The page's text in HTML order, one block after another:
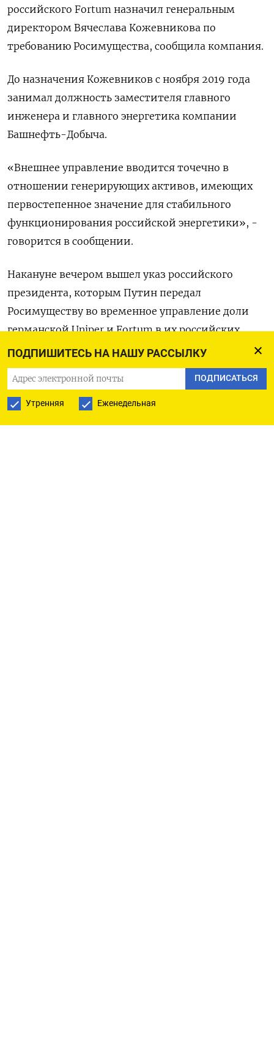
ПОДПИШИТЕСЬ НА НАШУ РАССЫЛКУ
ПОДПИСАТЬСЯ
Утренняя Еженедельная
российского Fortum назначил генеральным
директором Вячеслава Кожевникова по
требованию Росимущества, сообщила компания.
До назначения Кожевников с ноября 2019 года
занимал должность заместителя главного
инженера и главного энергетика компании
Башнефть-Добыча.
«Внешнее управление вводится точечно в
отношении генерирующих активов, имеющих
первостепенное значение для стабильного
функционирования российской энергетики», -
говорится в сообщении.
Накануне вечером вышел указ российского
президента, которым Путин передал
Росимуществу во временное управление доли
германской Uniper и Fortum в их российских
дочерних энергокомпаниях.
Росимущество получило в управление 83,73%
акций энергетической компании Unipro,